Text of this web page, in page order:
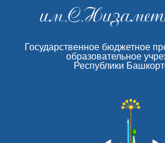
Государственное бюджетное
образовательное
Республики